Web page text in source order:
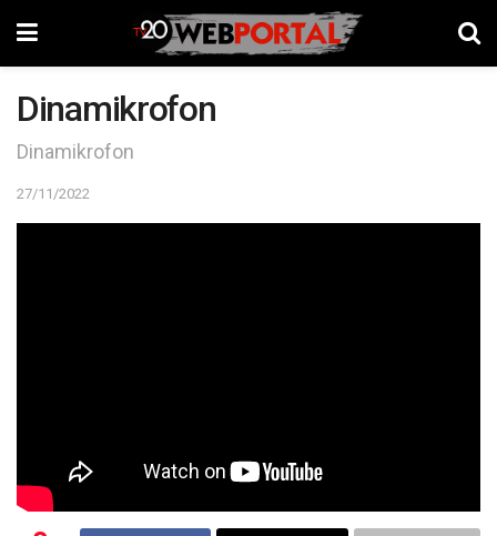
Dinamikrofon
Dinamikrofon
27/11/2022